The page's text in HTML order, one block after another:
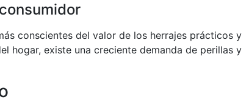
conscientes del valor de los herrajes prácticos y
hogar, existe una creciente demanda de perillas y